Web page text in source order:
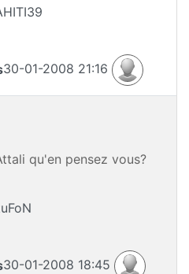
30-01-2008 21:16
qu'en pensez vous?
30-01-2008 18:45